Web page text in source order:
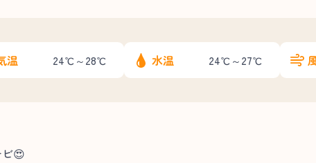
温 24℃～28℃ 水温 24℃～27℃
😍